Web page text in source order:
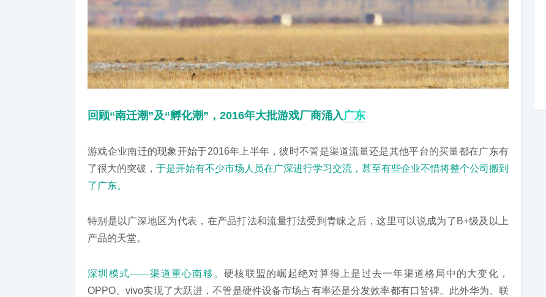
回顾“南迁潮”及“孵化潮”，2016年大批游戏厂商涌入广东
游戏企业南迁的现象开始于2016年上半年，彼时不管是渠道流量还是其他平台的买量都在广东有
了很大的突破， 于是开始有不少市场人员在广深进行学习交流，甚至有些企业不惜将整个公司搬到
了广东。
特别是以广深地区为代表，在产品打法和流量打法受到青睐之后，这里可以说成为了B+级及以上
产品的天堂。
深圳模式——渠道重心南移。硬核联盟的崛起绝对算得上是过去一年渠道格局中的大变化，
OPPO、vivo实现了大跃进，不管是硬件设备市场占有率还是分发效率都有口皆碑。此外华为、联